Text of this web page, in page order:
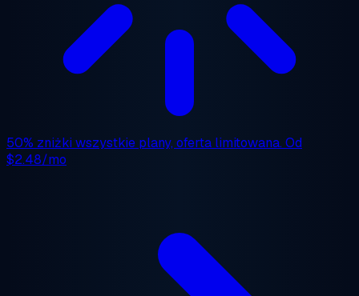
50% zniżki wszystkie plany, oferta limitowana. Od
$2.48/mo